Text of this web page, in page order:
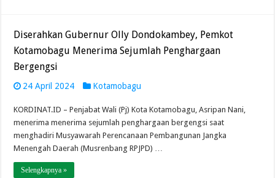
Diserahkan Gubernur Olly Dondokambey, Pemkot
Kotamobagu Menerima Sejumlah Penghargaan
Bergengsi
24 April 2024 Kotamobagu
KORDINAT.ID – Penjabat Wali (Pj) Kota Kotamobagu, Asripan Nani,
menerima menerima sejumlah penghargaan bergengsi saat
menghadiri Musyawarah Perencanaan Pembangunan Jangka
Menengah Daerah (Musrenbang RPJPD) …
Selengkapnya »